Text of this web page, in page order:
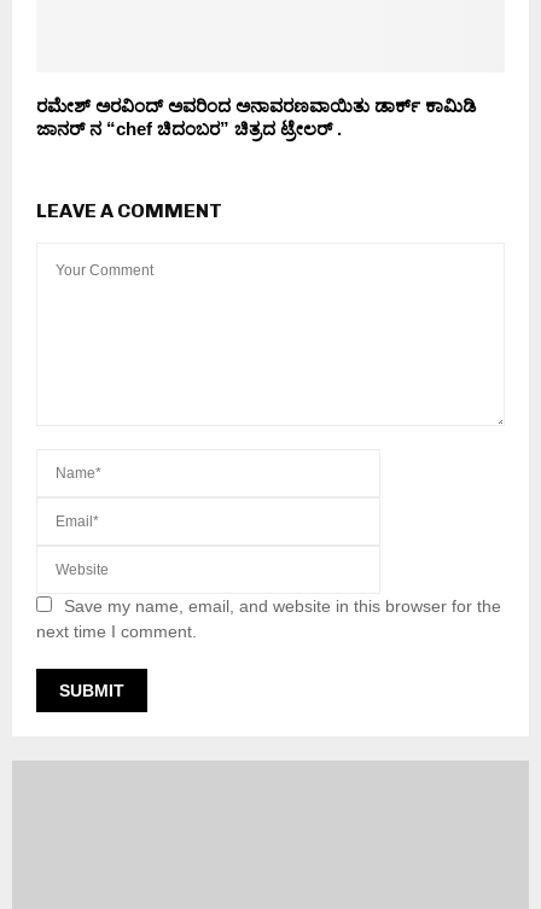
ರಮೇಶ್ ಅರವಿಂದ್ ಅವರಿಂದ ಅನಾವರಣವಾಯಿತು ಡಾರ್ಕ್ ಕಾಮಿಡಿ
ಜಾನರ್ ನ “chef ಚಿದಂಬರ” ಚಿತ್ರದ ಟ್ರೇಲರ್ .
LEAVE A COMMENT
Save my name, email, and website in this browser for the
next time I comment.